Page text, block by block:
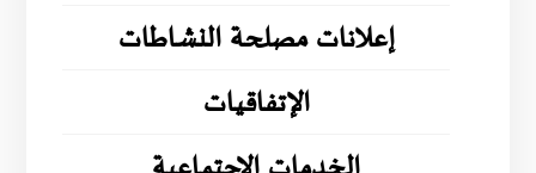
إعلانات مصلحة النشاطات
الإتفاقيات